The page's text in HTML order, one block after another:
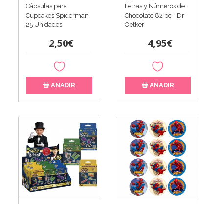
Cápsulas para
Cupcakes Spiderman
25 Unidades
2,50€
AÑADIR
Letras y Números de
Chocolate 82 pc - Dr
Oetker
4,95€
AÑADIR